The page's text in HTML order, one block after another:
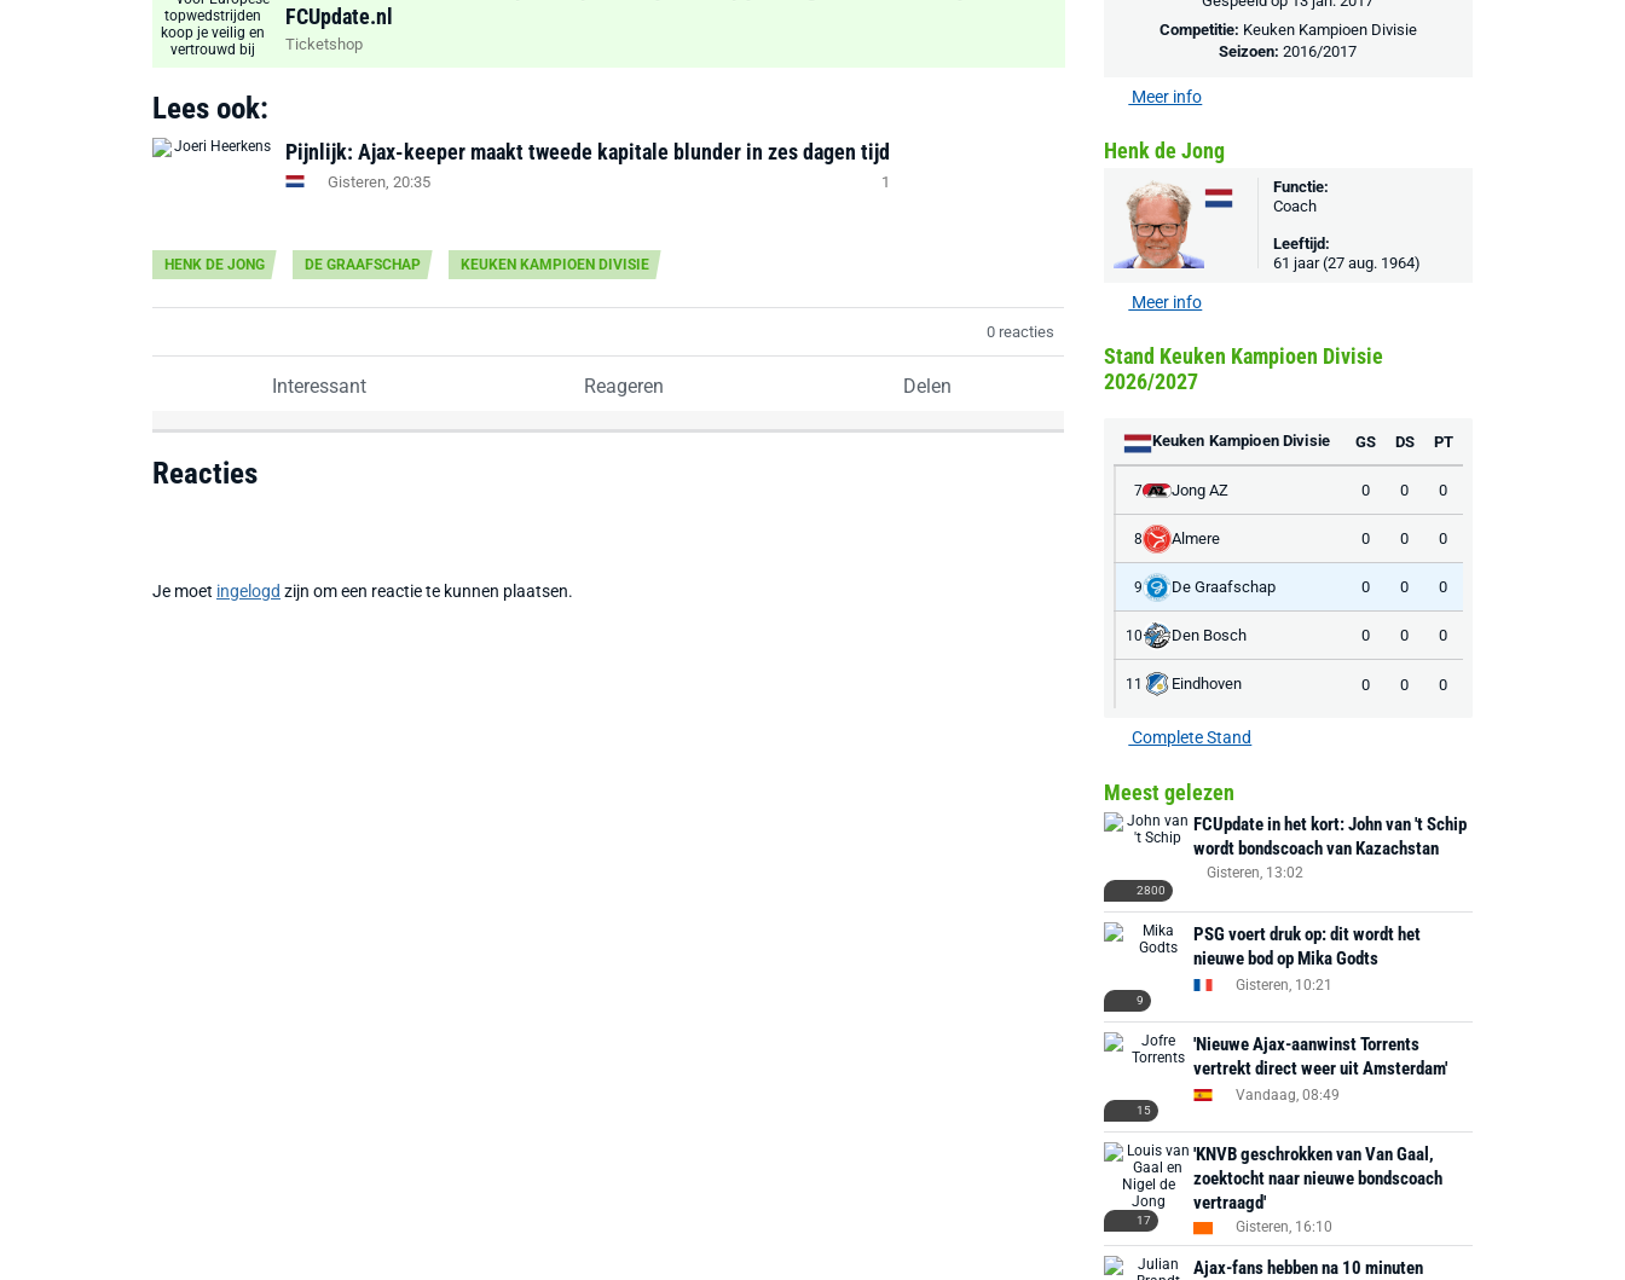
FCUpdate.nl
Ticketshop
Lees ook:
Pijnlijk: Ajax-keeper maakt tweede kapitale blunder in zes dagen tijd
Gisteren, 20:35 1
HENK DE JONG DE GRAAFSCHAP KEUKEN KAMPIOEN DIVISIE
0 reacties
Interessant Reageren Delen
Reacties
Je moet ingelogd zijn om een reactie te kunnen plaatsen.
Competitie: Keuken Kampioen Divisie
Seizoen:2016/2017
Meer info
Henk de Jong
Functie:
Coach
Leeftijd:
61 jaar (27 aug. 1964)
Meer info
Stand Keuken Kampioen Divisie
2026/2027
Keuken Kampioen Divisie GS DS PT
7 Jong AZ 0 0 0
8 Almere 0 0 0
9 De Graafschap 0 0 0
10 Den Bosch 0 0 0
11 Eindhoven 0 0 0
Complete Stand
Meest gelezen
2800
FCUpdate in het kort: John van 't Schip
wordt bondscoach van Kazachstan
Gisteren, 13:02
9
PSG voert druk op: dit wordt het
nieuwe bod op Mika Godts
Gisteren, 10:21
15
'Nieuwe Ajax-aanwinst Torrents
vertrekt direct weer uit Amsterdam'
Vandaag, 08:49
17
'KNVB geschrokken van Van Gaal,
zoektocht naar nieuwe bondscoach
vertraagd'
Gisteren, 16:10
Ajax-fans hebben na 10 minuten